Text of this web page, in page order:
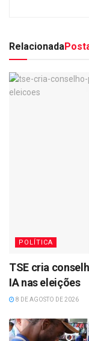
Relacionada
POLÍTICA
TSE cria
IA nas eleições
8 DE AGOSTO DE 2026